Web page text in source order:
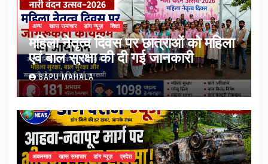
अन्य खास समाचार डांग न्यूज़ शिक्षा
महिला नेतृत्व दिवस पर छात्राओं को महिला
एवं बाल सुरक्षा की दी गई जानकारी
BAPU MAHALA
अकस्मात खास समाचार डांग न्यूज़ प्रदेश